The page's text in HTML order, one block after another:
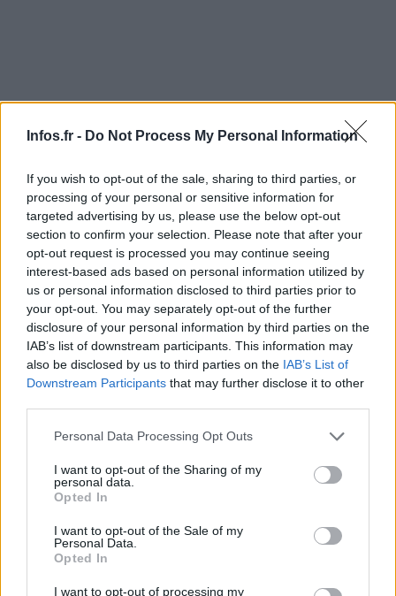
Infos.fr - Do Not Process My Personal Information
If you wish to opt-out of the sale, sharing to third parties, or
processing of your personal or sensitive information for
targeted advertising by us, please use the below opt-out
section to confirm your selection. Please note that after your
opt-out request is processed you may continue seeing
interest-based ads based on personal information utilized by
us or personal information disclosed to third parties prior to
your opt-out. You may separately opt-out of the further
disclosure of your personal information by third parties on the
IAB’s list of downstream participants. This information may
also be disclosed by us to third parties on the IAB’s List of
Downstream Participants that may further disclose it to other
Please note that this website/app uses one or more Google
not limited to your visit or usage behaviour. You may click to
grant or deny consent to Google and its third-party tags to
use your data for below specified purposes in below Google
consent section.
Personal Data Processing Opt Outs
I want to opt-out of the Sharing of my
personal data.
Opted In
I want to opt-out of the Sale of my
Personal Data.
Opted In
I want to opt-out of processing my
Infos.fr Unit